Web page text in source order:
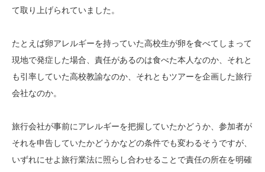
て取り上げられていました。
たとえば卵アレルギーを持っていた高校生が卵を食べてしまって
現地で発症した場合、責任があるのは食べた本人なのか、それと
も引率していた高校教諭なのか、それともツアーを企画した旅行
会社なのか。
旅行会社が事前にアレルギーを把握していたかどうか、参加者が
それを申告していたかどうかなどの条件でも変わるそうですが、
いずれにせよ旅行業法に照らし合わせることで責任の所在を明確